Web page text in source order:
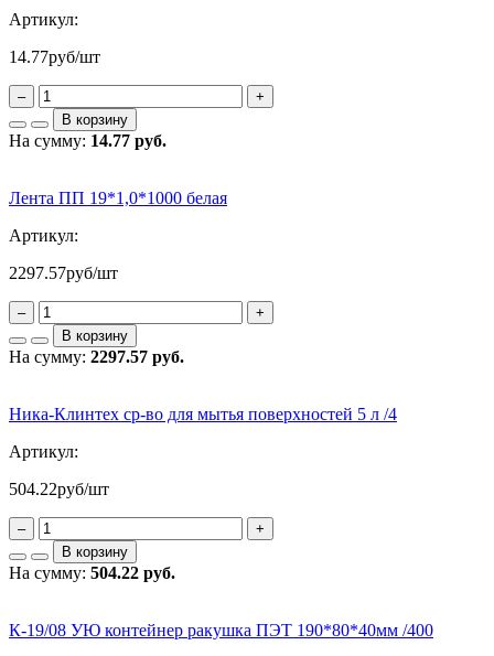
Артикул:
14.77руб/шт
–
+
В корзину
На сумму: 14.77 руб.
Лента ПП 19*1,0*1000 белая
Артикул:
2297.57руб/шт
–
+
В корзину
На сумму: 2297.57 руб.
Ника-Клинтех ср-во для мытья поверхностей 5 л /4
Артикул:
504.22руб/шт
–
+
В корзину
На сумму: 504.22 руб.
К-19/08 УЮ контейнер ракушка ПЭТ 190*80*40мм /400